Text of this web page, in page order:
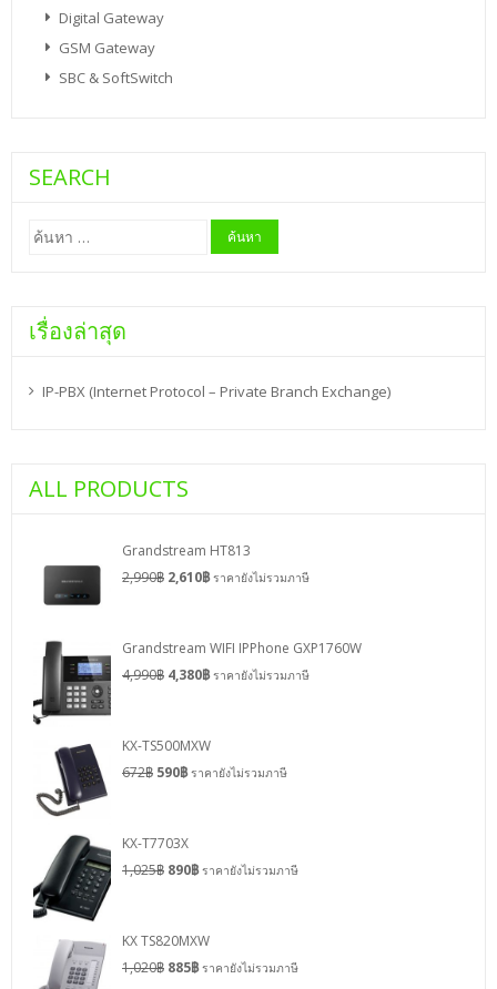
Digital Gateway
GSM Gateway
SBC & SoftSwitch
SEARCH
ค้นหา
สำหรับ:
เรื่องล่าสุด
IP-PBX (Internet Protocol – Private Branch Exchange)
ALL PRODUCTS
Grandstream HT813
2,990฿ 2,610฿ ราคายังไม่รวมภาษี
Grandstream WIFI IPPhone GXP1760W
4,990฿ 4,380฿ ราคายังไม่รวมภาษี
KX-TS500MXW
672฿ 590฿ ราคายังไม่รวมภาษี
KX-T7703X
1,025฿ 890฿ ราคายังไม่รวมภาษี
KX TS820MXW
1,020฿ 885฿ ราคายังไม่รวมภาษี